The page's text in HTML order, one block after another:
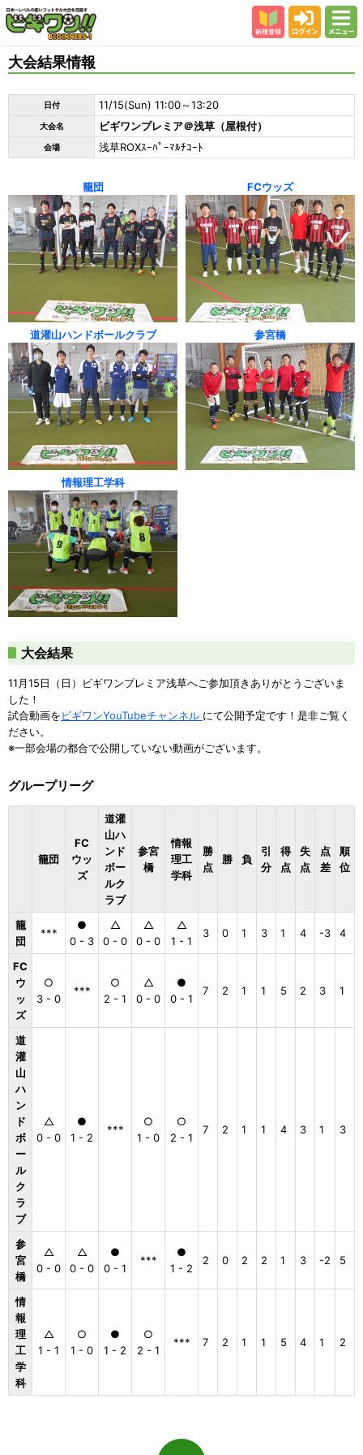
会場
大会結果
よくある質問
参加者の声
大会結果情報
日付 11/15(Sun) 11:00～13:20
大会名 ビギワンプレミア＠浅草（屋根付）
会場 浅草ROXｽｰﾊﾟｰﾏﾙﾁｺｰﾄ
籠団 FCウッズ
道灌山ハンドボールクラブ 参宮橋
情報理工学科
大会結果
11月15日（日）ビギワンプレミア浅草へご参加頂きありがとうございま
した！
試合動画をビギワンYouTubeチャンネル にて公開予定です！是非ご覧く
ださい。
※一部会場の都合で公開していない動画がございます。
グループリーグ
籠団
FC
ウッ
ズ
道灌
山ハ
ンド
ボー
ルク
ラブ
参宮
橋
情報
理工
学科
勝
点
勝 負
引
分
得
点
失
点
点
差
順
位
籠
団
***
●
0 - 3
△
0 - 0
△
0 - 0
△
1 - 1
3 0 1 3 1 4 -3 4
FC
ウ
ッ
ズ
○
3 - 0
***
○
2 - 1
△
0 - 0
●
0 - 1
7 2 1 1 5 2 3 1
道
灌
山
ハ
ン
ド
ボ
ー
ル
ク
ラ
ブ
△
0 - 0
●
1 - 2
***
○
1 - 0
○
2 - 1
7 2 1 1 4 3 1 3
参
宮
橋
△
0 - 0
△
0 - 0
●
0 - 1
***
●
1 - 2
2 0 2 2 1 3 -2 5
情
報
理
工
学
科
△
1 - 1
○
1 - 0
●
1 - 2
○
2 - 1
*** 7 2 1 1 5 4 1 2